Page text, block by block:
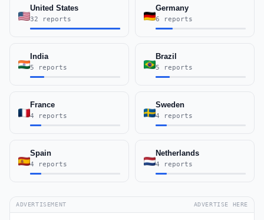
United States
32 reports
Germany
6 reports
India
5 reports
Brazil
5 reports
France
4 reports
Sweden
4 reports
Spain
4 reports
Netherlands
4 reports
ADVERTISEMENT ADVERTISE HERE